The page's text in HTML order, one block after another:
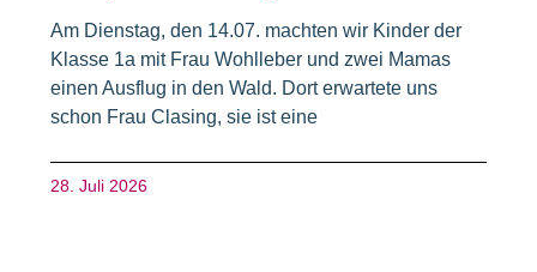
Am Dienstag, den 14.07. machten wir Kinder der
Klasse 1a mit Frau Wohlleber und zwei Mamas
einen Ausflug in den Wald. Dort erwartete uns
schon Frau Clasing, sie ist eine
28. Juli 2026